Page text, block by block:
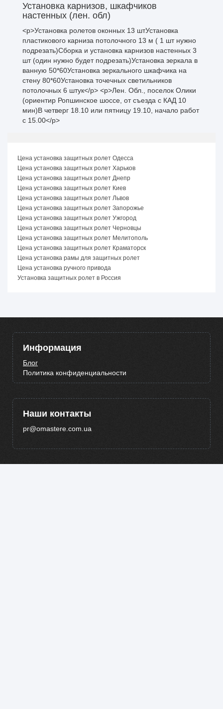
Установка карнизов, шкафчиков
настенных (лен. обл)
<p>Установка ролетов оконных 13 штУстановка
пластикового карниза потолочного 13 м ( 1 шт нужно
подрезать)Сборка и установка карнизов настенных 3
шт (один нужно будет подрезать)Установка зеркала в
ванную 50*60Установка зеркального шкафчика на
стену 80*60Установка точечных светильников
потолочных 6 штук</p> <p>Лен. Обл., поселок Олики
(ориентир Ропшинское шоссе, от съезда с КАД 10
мин)В четверг 18.10 или пятницу 19.10, начало работ
с 15.00</p>
Цена установка защитных ролет Одесса
Цена установка защитных ролет Харьков
Цена установка защитных ролет Днепр
Цена установка защитных ролет Киев
Цена установка защитных ролет Львов
Цена установка защитных ролет Запорожье
Цена установка защитных ролет Ужгород
Цена установка защитных ролет Черновцы
Цена установка защитных ролет Мелитополь
Цена установка защитных ролет Краматорск
Цена установка рамы для защитных ролет
Цена установка ручного привода
Установка защитных ролет в Россия
Информация
Блог
Политика конфиденциальности
Наши контакты
pr@omastere.com.ua